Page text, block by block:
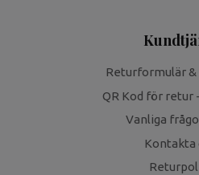
Returformulär &
QR Kod för retur
Vanliga
Kontakta